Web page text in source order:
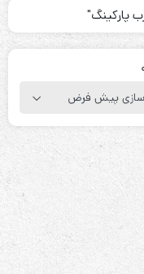
پارکینگ"